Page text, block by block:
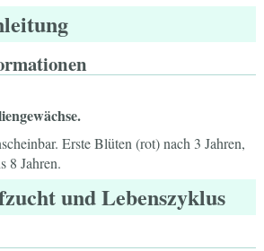
Erste Blüten (rot) nach 3 Jahren,
8 Jahren.
und Lebenszyklus